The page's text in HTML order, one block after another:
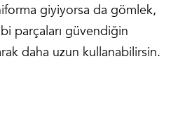
giyiyorsa da gömlek,
parçaları güvendiğin
daha uzun kullanabilirsin.